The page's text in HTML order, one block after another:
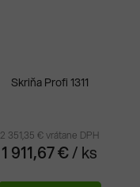
Skriňa Profi 1311
2 351,35 € vrátane DPH
1 911,67 €/ ks